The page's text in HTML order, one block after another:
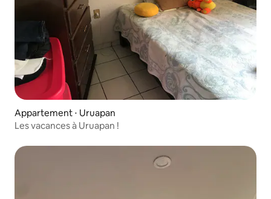
Appartement ⋅ Uruapan
Les vacances à Uruapan !